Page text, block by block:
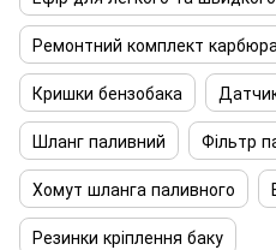
Ремонтний комплект
Кришки бензобака
Шланг паливний
Фільтр
Хомут шланга паливного
Резинки кріплення баку